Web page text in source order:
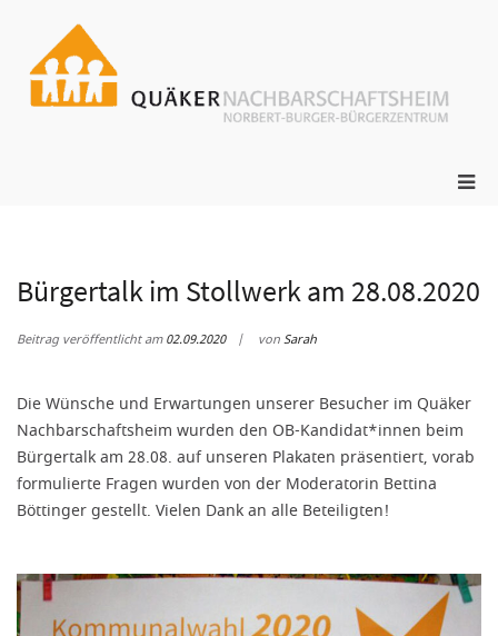
springen
Bürgertalk im Stollwerk am 28.08.2020
Beitrag veröffentlicht am02.09.2020 vonSarah
Die Wünsche und Erwartungen unserer Besucher im Quäker
Nachbarschaftsheim wurden den OB-Kandidat*innen beim
Bürgertalk am 28.08. auf unseren Plakaten präsentiert, vorab
formulierte Fragen wurden von der Moderatorin Bettina
Böttinger gestellt. Vielen Dank an alle Beteiligten!